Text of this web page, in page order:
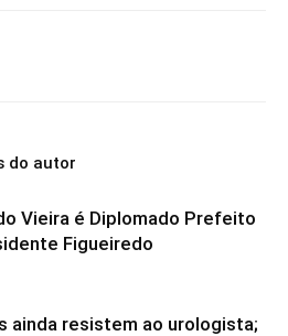
do autor
Vieira é Diplomado Prefeito
Figueiredo
ainda resistem ao urologista;